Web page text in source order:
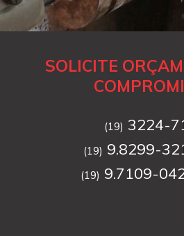
SOLICITE
(19) 3224-
(19) 9.8299-
(19) 9.7109-